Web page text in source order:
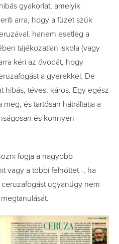
gyakorlat, amelyik
arra, hogy a füzet szűk
hanem esetleg a
tájékozatlan iskola (vagy
kéri az óvodát, hogy
a gyerekkel. De
hibás, téves, káros. Egy egész
és tartósan hátráltatja a
és könnyen
fogja a nagyobb
vagy a többi felnőttet -, ha
ugyanúgy nem